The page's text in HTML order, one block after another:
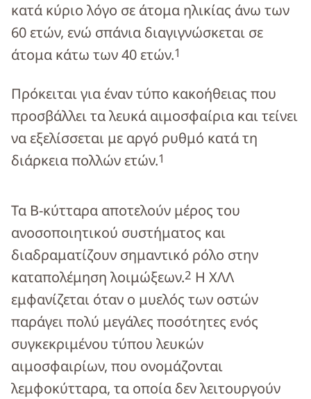
κατά κύριο λόγο σε άτομα ηλικίας άνω των
60 ετών, ενώ σπάνια διαγιγνώσκεται σε
άτομα κάτω των 40 ετών.1
Πρόκειται για έναν τύπο κακοήθειας που
προσβάλλει τα λευκά αιμοσφαίρια και τείνει
να εξελίσσεται με αργό ρυθμό κατά τη
διάρκεια πολλών ετών.1
Τα B-κύτταρα αποτελούν μέρος του
ανοσοποιητικού συστήματος και
διαδραματίζουν σημαντικό ρόλο στην
καταπολέμηση λοιμώξεων.2 Η ΧΛΛ
εμφανίζεται όταν ο μυελός των οστών
παράγει πολύ μεγάλες ποσότητες ενός
συγκεκριμένου τύπου λευκών
αιμοσφαιρίων, που ονομάζονται
λεμφοκύτταρα, τα οποία δεν λειτουργούν